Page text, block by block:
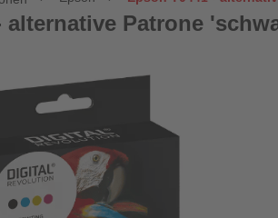
alternative Patrone